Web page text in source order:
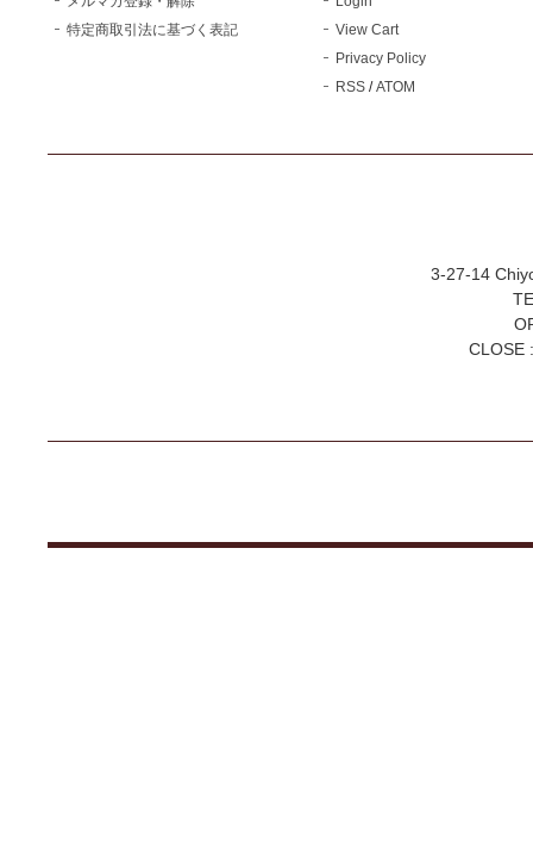
特定商取引法に基づく表記
View Cart
Privacy Policy
RSS/ATOM
3-27-14
CLOSE